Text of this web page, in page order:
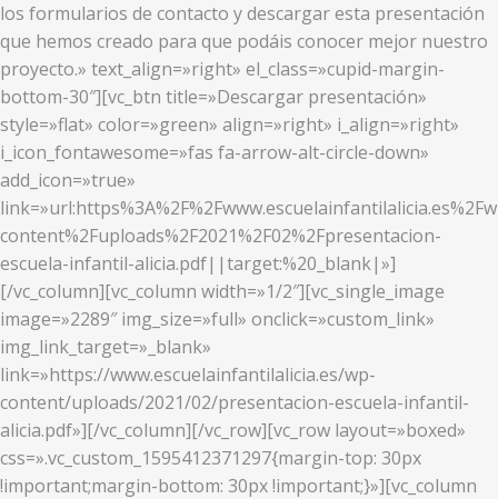
los formularios de contacto y descargar esta presentación
que hemos creado para que podáis conocer mejor nuestro
proyecto.» text_align=»right» el_class=»cupid-margin-
bottom-30″][vc_btn title=»Descargar presentación»
style=»flat» color=»green» align=»right» i_align=»right»
i_icon_fontawesome=»fas fa-arrow-alt-circle-down»
add_icon=»true»
content%2Fuploads%2F2021%2F02%2Fpresentacion-
escuela-infantil-alicia.pdf||target:%20_blank|»]
[/vc_column][vc_column width=»1/2″][vc_single_image
image=»2289″ img_size=»full» onclick=»custom_link»
img_link_target=»_blank»
link=»https://www.escuelainfantilalicia.es/wp-
content/uploads/2021/02/presentacion-escuela-infantil-
alicia.pdf»][/vc_column][/vc_row][vc_row layout=»boxed»
css=».vc_custom_1595412371297{margin-top: 30px
!important;margin-bottom: 30px !important;}»][vc_column